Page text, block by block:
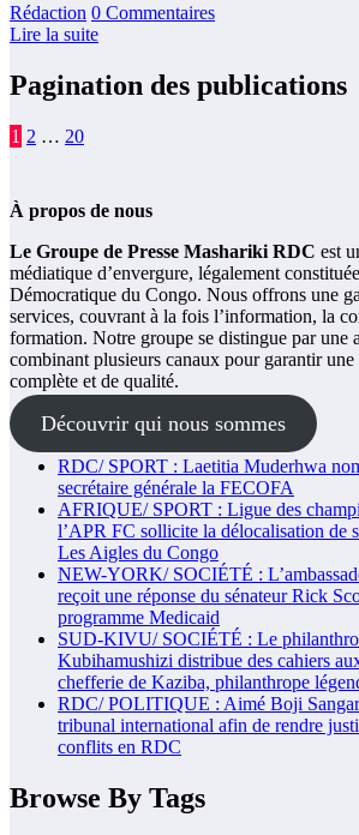
Rédaction 0 Commentaires
Lire la suite
Pagination des publications
1 2 … 20
À propos de nous
Le Groupe de Presse Mashariki RDC est
médiatique d’envergure, légalement
Démocratique du Congo. Nous offrons une
services, couvrant à la fois l’information, la
formation. Notre groupe se distingue par une
combinant plusieurs canaux pour garantir
complète et de qualité.
Découvrir qui nous sommes
RDC/ SPORT : Laetitia Muderhwa
secrétaire générale la FECOFA
AFRIQUE/ SPORT : Ligue des
l’APR FC sollicite la délocalisation de
Les Aigles du Congo
NEW-YORK/ SOCIÉTÉ :
reçoit une réponse du sénateur Rick
programme Medicaid
SUD-KIVU/ SOCIÉTÉ : Le
Kubihamushizi distribue des cahiers
chefferie de Kaziba, philanthrope
RDC/ POLITIQUE : Aimé Boji
tribunal international afin de rendre
conflits en RDC
Browse By Tags